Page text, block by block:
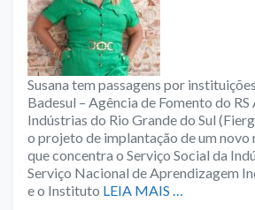
Susana tem passagens por
Badesul – Agência de Fomento do RS
Indústrias do Rio Grande do Sul
o projeto de implantação de um novo
que concentra o Serviço Social da
Serviço Nacional de Aprendizagem
e o Instituto LEIA MAIS …